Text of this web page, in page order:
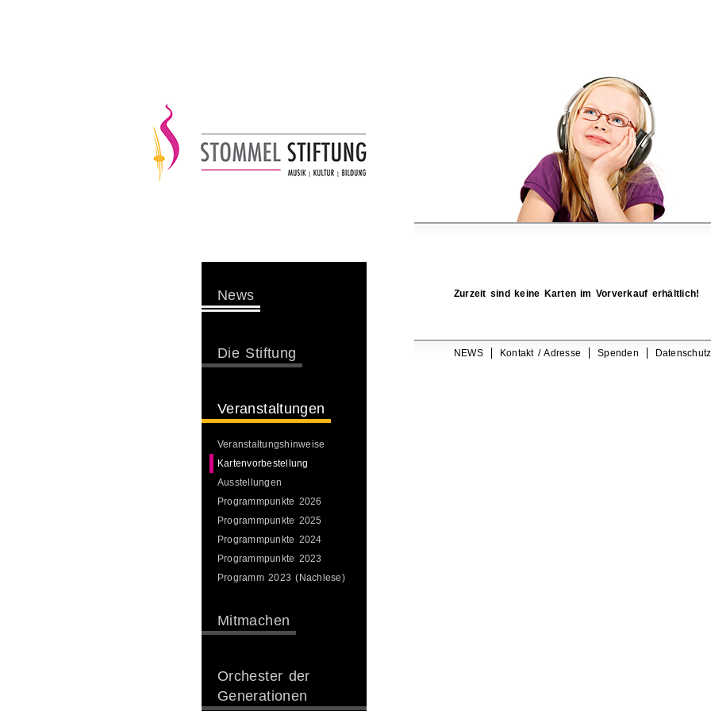
News
Die Stiftung
Veranstaltungen
Veranstaltungshinweise
Kartenvorbestellung
Ausstellungen
Programmpunkte 2026
Programmpunkte 2025
Programmpunkte 2024
Programmpunkte 2023
Programm 2023 (Nachlese)
Mitmachen
Orchester der
Generationen
Zurzeit sind keine Karten im Vorverkauf erhältlich!
NEWS Kontakt / Adresse Spenden